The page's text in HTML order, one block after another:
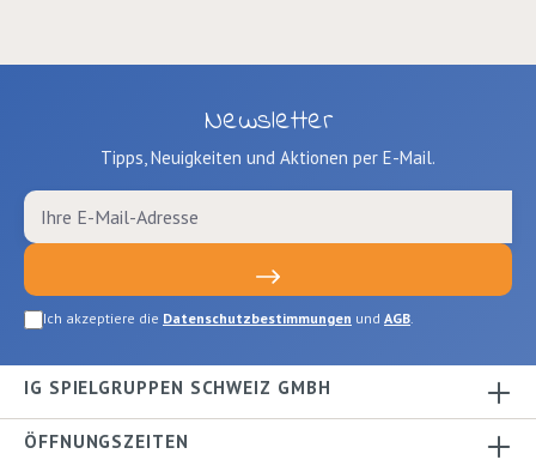
Newsletter
Tipps, Neuigkeiten und Aktionen per E-Mail.
Ich akzeptiere die Datenschutzbestimmungen und AGB.
IG SPIELGRUPPEN SCHWEIZ GMBH
ÖFFNUNGSZEITEN